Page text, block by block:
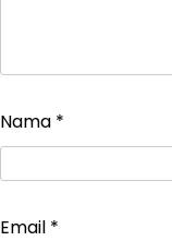
Nama *
Email *